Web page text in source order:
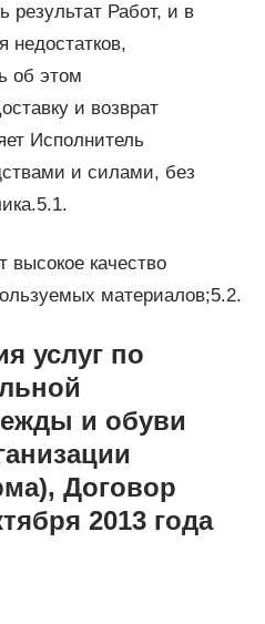
результат Работ, и в
недостатков,
об этом
и возврат
Исполнитель
и силами, без
высокое качество
материалов;5.2.
услуг по
и обуви
Договор
2013 года